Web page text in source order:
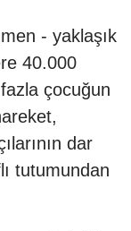
- yaklaşık
40.000
çocuğun
dar
tutumundan